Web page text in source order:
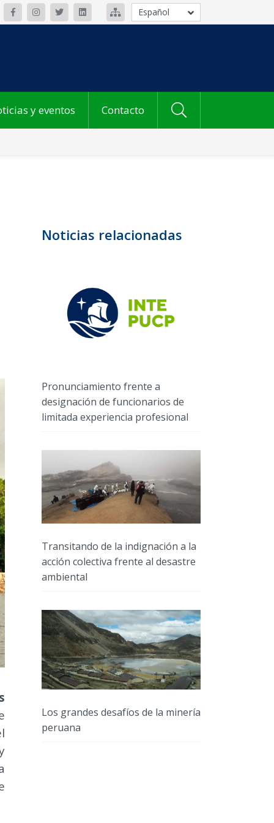
Español
y eventos Contacto
Noticias relacionadas
Pronunciamiento frente a
designación de funcionarios de
limitada experiencia profesional
Transitando de la indignación a la
acción colectiva frente al desastre
ambiental
Los grandes desafíos de la minería
peruana